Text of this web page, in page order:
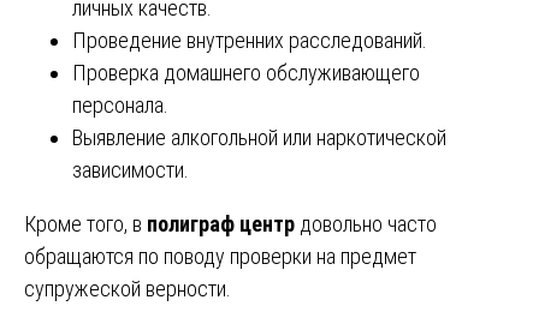
личных качеств.
Проведение внутренних расследований.
Проверка домашнего обслуживающего
персонала.
Выявление алкогольной или наркотической
зависимости.
Кроме того, в полиграф центр довольно часто
обращаются по поводу проверки на предмет
супружеской верности.